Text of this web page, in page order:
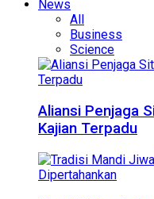
News
All
Business
Science
Aliansi Penjaga
Kajian Terpadu